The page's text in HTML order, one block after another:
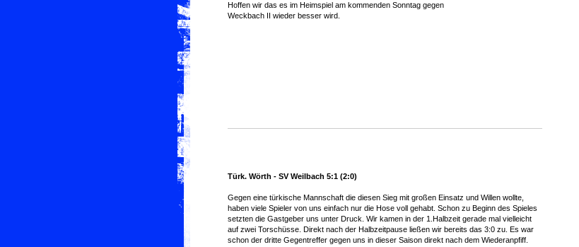
Hoffen wir das es im Heimspiel am kommenden Sonntag gegen
Weckbach II wieder besser wird.
Türk. Wörth - SV Weilbach 5:1 (2:0)
Gegen eine türkische Mannschaft die diesen Sieg mit großen Einsatz und Willen wollte,
haben viele Spieler von uns einfach nur die Hose voll gehabt. Schon zu Beginn des Spieles
setzten die Gastgeber uns unter Druck. Wir kamen in der 1.Halbzeit gerade mal vielleicht
auf zwei Torschüsse. Direkt nach der Halbzeitpause ließen wir bereits das 3:0 zu. Es war
schon der dritte Gegentreffer gegen uns in dieser Saison direkt nach dem Wiederanpfiff.